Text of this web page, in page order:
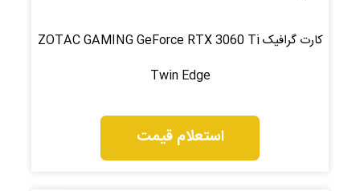
کارت گرافیک ZOTAC GAMING GeForce RTX 3060 Ti
Twin Edge
استعلام قیمت